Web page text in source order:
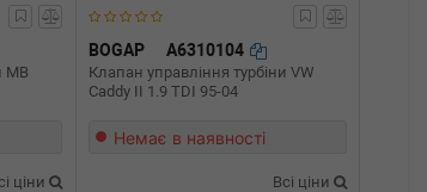
MB
ціни
BOGAP A6310104
Клапан управління турбіни VW
Caddy II 1.9 TDI 95-04
Немає в наявності
Всі ціни